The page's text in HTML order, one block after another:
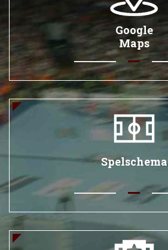
Google
Maps
Spelschema